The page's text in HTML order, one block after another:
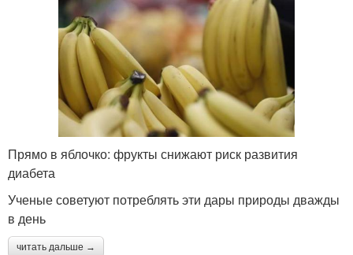
Прямо в яблочко: фрукты снижают риск развития
диабета
Ученые советуют потреблять эти дары природы дважды
в день
читать дальше →